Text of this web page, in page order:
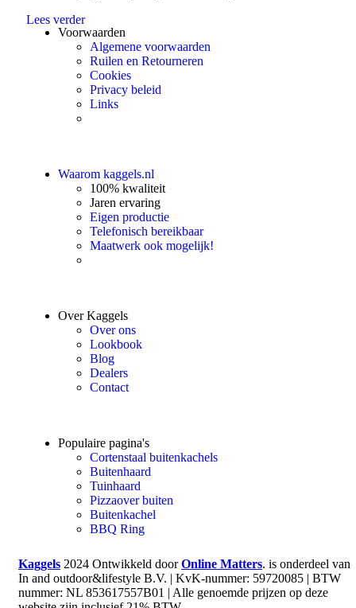
Lees verder
Voorwaarden
Algemene voorwaarden
Ruilen en Retourneren
Cookies
Privacy beleid
Links
Waarom kaggels.nl
100% kwaliteit
Jaren ervaring
Eigen productie
Telefonisch bereikbaar
Maatwerk ook mogelijk!
Over Kaggels
Over ons
Lookbook
Blog
Dealers
Contact
Populaire pagina's
Cortenstaal buitenkachels
Buitenhaard
Tuinhaard
Pizzaover buiten
Buitenkachel
BBQ Ring
Kaggels 2024 Ontwikkeld doorOnline Matters. is onderdeel van
In and outdoor&lifestyle B.V. | KvK-nummer: 59720085 | BTW
nummer: NL 853617557B01 | Alle genoemde prijzen op deze